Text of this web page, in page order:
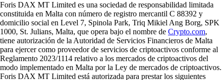
Foris DAX MT Limited es una sociedad de responsabilidad limitada
constituida en Malta con número de registro mercantil C 88392 y
domicilio social en Level 7, Spinola Park, Triq Mikiel Ang Borg, SPK
1000, St. Julians, Malta, que opera bajo el nombre de Crypto.com,
tiene autorización de la Autoridad de Servicios Financieros de Malta
para ejercer como proveedor de servicios de criptoactivos conforme al
Reglamento 2023/1114 relativo a los mercados de criptoactivos del
modo implementado en Malta por la Ley de mercados de criptoactivos.
Foris DAX MT Limited está autorizada para prestar los siguientes